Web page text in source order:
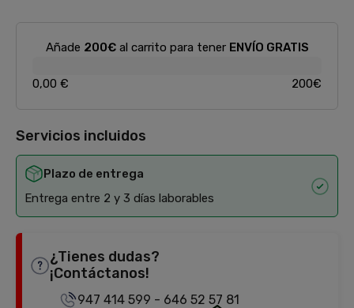
Añade 200€al carrito para tener ENVÍO GRATIS
0,00 € 200€
Servicios incluidos
Plazo de entrega
Entrega entre 2 y 3 días laborables
¿Tienes dudas?
¡Contáctanos!
947 414 599 - 646 52 57 81